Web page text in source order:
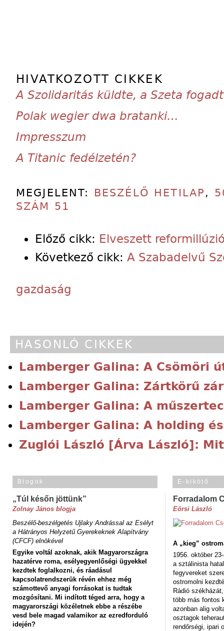
HIVATKOZOTT CIKKEK
A Szolidaritás küldte, a Szeta
Polak wegier dwa bratanki…
Impresszum
A Titanic fedélzetén?
MEGJELENT: BESZÉLŐ HETILAP ,
SZÁM 51
Előző cikk: Elveszett
Következő cikk: A Szabadelvű
gazdaság
HASONLÓ CIKKEK
Lamberger Galina: A Csömöri
Lamberger Galina: Zártkörű
Lamberger Galina: A
Lamberger Galina: A holding
Zuglói László [Árva László]:
Blogok
„Túl későn jöttünk”
Zolnay János blogja
Beszélő-beszélgetés Ujlaky Andrással az Esélyt
a Hátrányos Helyzetű Gyerekeknek Alapítvány
(CFCF) elnökével
Egyike voltál azoknak, akik Magyarországra
hazatérve roma, esélyegyenlőségi ügyekkel
kezdtek foglalkozni, és ráadásul
kapcsolatrendszerük révén ehhez még
számottevő anyagi forrásokat is tudtak
mozgósítani. Mi indított téged arra, hogy a
magyarországi közéletnek ebbe a részébe
vesd bele magad valamikor az ezredforduló
idején?
E-kikötő
Forradalom
Eörsi László
A „kieg”
1956. október
a sztálinista
fegyvereket
ostromolni
Rádió
több más fontos
azonban alig
osztagok
rendőrségi, ipari